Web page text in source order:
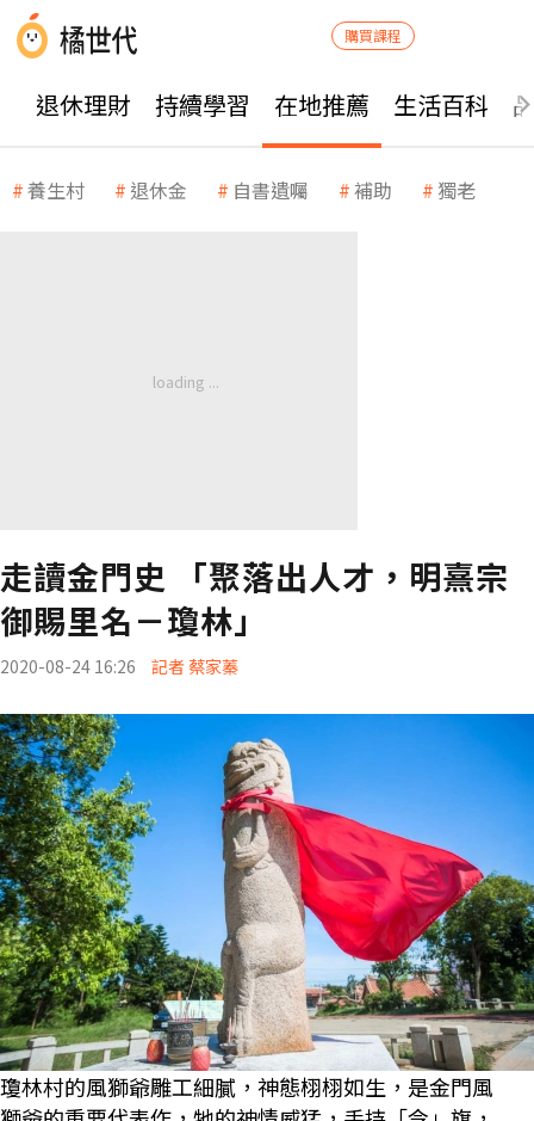
購買課程
退休理財 持續學習 在地推薦 生活百科
養生村 退休金 自書遺囑 補助 獨老
走讀金門史 「聚落出人才，明熹宗
御賜里名－瓊林」
2020-08-24 16:26 記者 蔡家蓁
瓊林村的風獅爺雕工細膩，神態栩栩如生，是金門風